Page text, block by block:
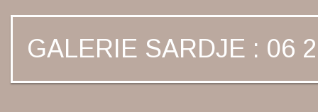
GALERIE SARDJE : 06